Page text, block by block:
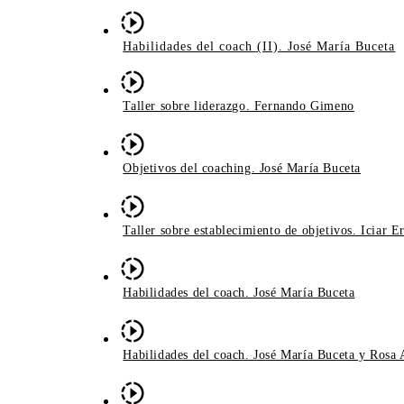
Habilidades del coach (II). José María Buceta
Taller sobre liderazgo. Fernando Gimeno
Objetivos del coaching. José María Buceta
Taller sobre establecimiento de objetivos. Iciar
Habilidades del coach. José María Buceta
Habilidades del coach. José María Buceta y Rosa